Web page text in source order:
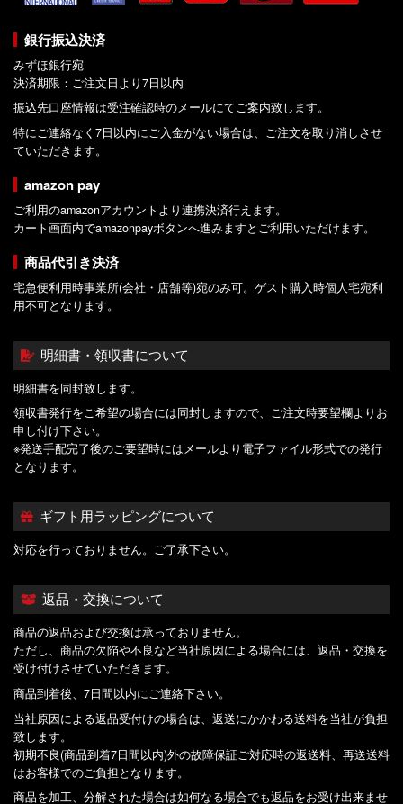
銀行振込決済
みずほ銀行宛
決済期限：ご注文日より7日以内
振込先口座情報は受注確認時のメールにてご案内致します。
特にご連絡なく7日以内にご入金がない場合は、ご注文を取り消しさせ
ていただきます。
amazon pay
ご利用のamazonアカウントより連携決済行えます。
カート画面内でamazonpayボタンへ進みますとご利用いただけます。
商品代引き決済
宅急便利用時事業所(会社・店舗等)宛のみ可。ゲスト購入時個人宅宛利
用不可となります。
明細書・領収書について
明細書を同封致します。
領収書発行をご希望の場合には同封しますので、ご注文時要望欄よりお
申し付け下さい。
※発送手配完了後のご要望時にはメールより電子ファイル形式での発行
となります。
ギフト用ラッピングについて
対応を行っておりません。ご了承下さい。
返品・交換について
商品の返品および交換は承っておりません。
ただし、商品の欠陥や不良など当社原因による場合には、返品・交換を
受け付けさせていただきます。
商品到着後、7日間以内にご連絡下さい。
当社原因による返品受付けの場合は、返送にかかわる送料を当社が負担
致します。
初期不良(商品到着7日間以内)外の故障保証ご対応時の返送料、再送送料
はお客様でのご負担となります。
商品を加工、分解された場合は如何なる場合でも返品をお受け出来ませ